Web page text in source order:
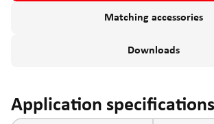
Matching accessories
Downloads
Application specifications